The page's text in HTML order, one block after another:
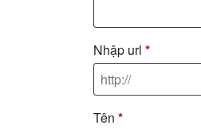
Nhập url *
Tên *